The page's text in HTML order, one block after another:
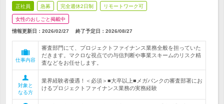
正社員 急募 完全週休2日制 リモートワーク可
女性のおしごと掲載中
情報更新日：2026/02/27 終了予定日： 2026/08/27
仕事内容
審査部門にて、プロジェクトファイナンス業務全般を担っていた
だきます。マクロな視点での与信判断や事業スキームのリスク精
査などをお任せします。
対象と
なる方
業界経験者優遇！＜必須＞■大卒以上■メガバンクの審査部署にお
けるプロジェクトファイナンス業務の実務経験